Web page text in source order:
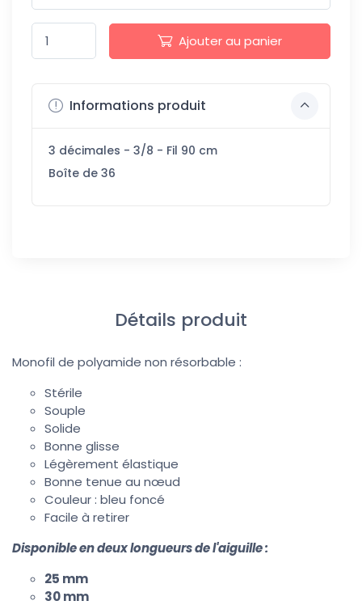
Ajouter au panier
Informations produit
3 décimales - 3/8 - Fil 90 cm
Boîte de 36
Détails produit
Monofil de polyamide non résorbable :
Stérile
Souple
Solide
Bonne glisse
Légèrement élastique
Bonne tenue au nœud
Couleur : bleu foncé
Facile à retirer
Disponible en deux longueurs de l'aiguille :
25 mm
30 mm